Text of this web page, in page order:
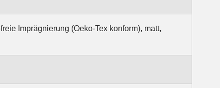
Imprägnierung (Oeko-Tex konform), matt,